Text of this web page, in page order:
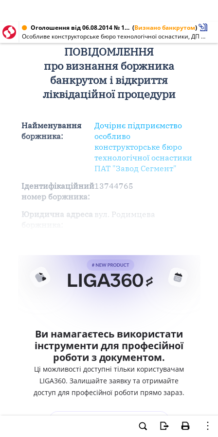
Оголошення від 06.08.2014 № 13744765 (Визнано банкрутом)
Особливе конструкторське бюро технологічної оснастики, ДП ПАТ "Завод Сегмент" (13744765)
ПОВІДОМЛЕННЯ
про визнання боржника
банкрутом і відкриття
ліквідаційної процедури
Найменування
боржника:
Дочірнє підприємство
особливо
конструкторське бюро
технологічної оснастики
ПАТ "Завод Сегмент"
Ідентифікаційний
номер боржника:
13744765
Юридична адреса вул. Родимцева
Ви намагаєтесь використати
інструменти для професійної
роботи з документом.
Ці можливості доступні тільки користувачам
LIGA360. Залишайте заявку та отримайте
доступ для професійної роботи прямо зараз.
ВХІД ДЛЯ КОРИСТУВАЧІВ LIGA360